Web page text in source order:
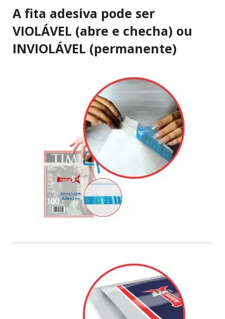
A fita adesiva pode ser
VIOLÁVEL (abre e checha) ou
INVIOLÁVEL (permanente)